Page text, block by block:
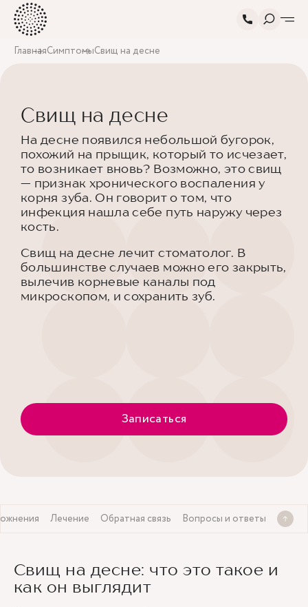
ГлавнаяСимптомыСвищ на десне
Свищ на десне
На десне появился небольшой бугорок,
похожий на прыщик, который то исчезает,
то возникает вновь? Возможно, это свищ
— признак хронического воспаления у
корня зуба. Он говорит о том, что
инфекция нашла себе путь наружу через
кость.
Свищ на десне лечит стоматолог. В
большинстве случаев можно его закрыть,
вылечив корневые каналы под
микроскопом, и сохранить зуб.
Записаться
Лечение Обратная связь Вопросы и ответы
Свищ на десне: что это такое и
как он выглядит